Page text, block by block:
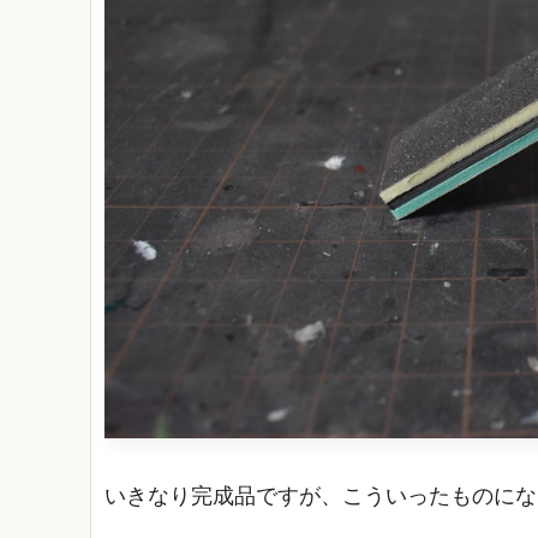
いきなり完成品ですが、こういったものに